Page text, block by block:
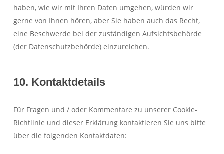
haben, wie wir mit Ihren Daten umgehen, würden wir
gerne von Ihnen hören, aber Sie haben auch das Recht,
eine Beschwerde bei der zuständigen Aufsichtsbehörde
(der Datenschutzbehörde) einzureichen.
10. Kontaktdetails
Für Fragen und / oder Kommentare zu unserer Cookie-
Richtlinie und dieser Erklärung kontaktieren Sie uns bitte
über die folgenden Kontaktdaten: